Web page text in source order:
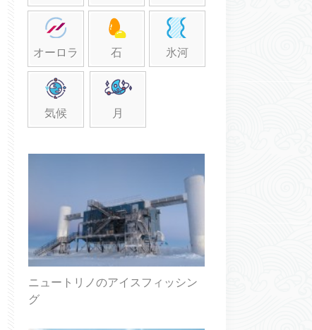
オーロラ 石 氷河
気候 月
ニュートリノのアイスフィッシン
グ